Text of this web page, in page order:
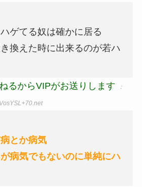
ゲてる奴は確かに居る
換えた時に出来るのが若ハ
るからVIPがお送りします ：
とか病気
病気でもないのに単純にハ